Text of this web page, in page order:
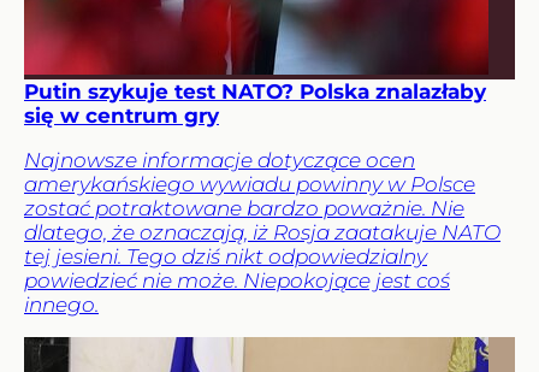
Putin szykuje test NATO? Polska znalazłaby
się w centrum gry
Najnowsze informacje dotyczące ocen
amerykańskiego wywiadu powinny w Polsce
zostać potraktowane bardzo poważnie. Nie
dlatego, że oznaczają, iż Rosja zaatakuje NATO
tej jesieni. Tego dziś nikt odpowiedzialny
powiedzieć nie może. Niepokojące jest coś
innego.